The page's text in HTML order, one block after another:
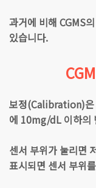
과거에 비해 CGMS
있습니다.
보정(Calibration)은
에 10mg/dL 이하의
센서 부위가 눌리면
표시되면 센서 부위